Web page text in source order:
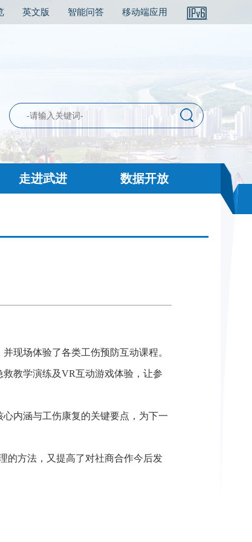
英文版 智能问答 移动端应用
走进武进 数据开放
现场体验了各类工伤预防互动课程。
教学演练及VR互动游戏体验，让参
内涵与工伤康复的关键要点，为下一
的方法，又提高了对社商合作今后发